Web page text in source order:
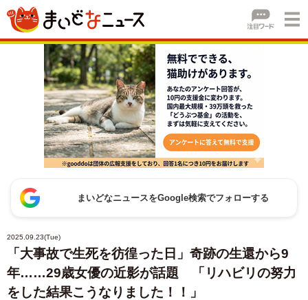
まいどなニュースをGoogle検索でフォローする
2025.09.23(Tue)
「大事故で生死を彷徨った日」奇跡の生還から9
年……29歳女優の近影が話題 「リハビリの努力
をした結果こうなりました！！」